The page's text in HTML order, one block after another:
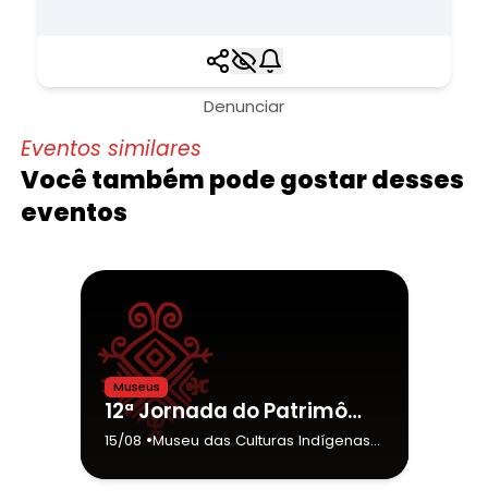
Denunciar
Eventos similares
Você também pode gostar desses
eventos
Museus
12ª Jornada do Patrimônio | “Pankararu: Entre Serras e Arranha-céus”
15/08 •Museu das Culturas Indígenas-